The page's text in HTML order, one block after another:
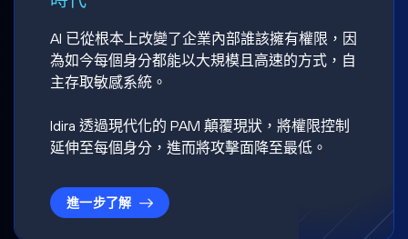
AI 已從根本上改變了企業內部誰該擁有權限，因
為如今每個身分都能以大規模且高速的方式，自
主存取敏感系統。
Idira 透過現代化的 PAM 顛覆現狀，將權限控制
延伸至每個身分，進而將攻擊面降至最低。
進一步了解